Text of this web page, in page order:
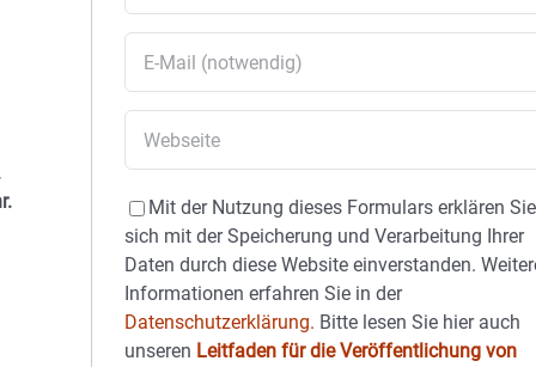
Mit der Nutzung dieses Formulars erklären Sie
sich mit der Speicherung und Verarbeitung Ihrer
Daten durch diese Website einverstanden.
Informationen erfahren Sie in der
Datenschutzerklärung. Bitte lesen Sie hier auch
unseren Leitfaden für die Veröffentlichung von